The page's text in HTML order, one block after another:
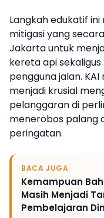
Langkah edukatif
mitigasi yang
Jakarta untuk
kereta api
pengguna jalan.
menjadi krusial
pelanggaran di
menerobos palang
peringatan.
BACA JUGA
Kemampuan
Masih Menjadi
Pembelajaran